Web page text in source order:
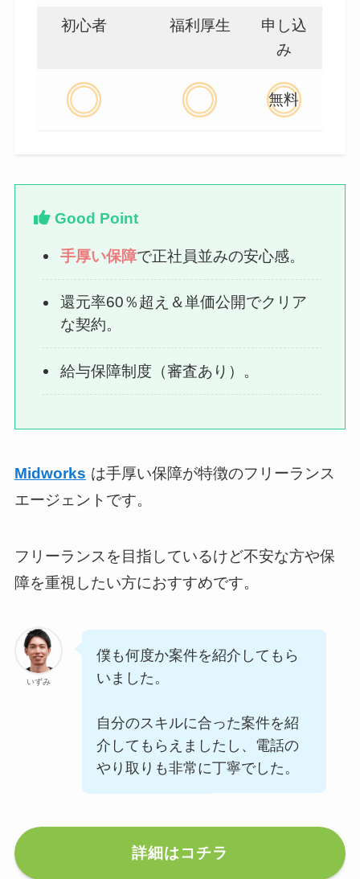
初心者 福利厚生
申し込
み
無料
Good Point
手厚い保障で正社員並みの安心感。
還元率60％超え＆単価公開でクリア
な契約。
給与保障制度（審査あり）。
Midworks は手厚い保障が特徴のフリーランス
エージェントです。
フリーランスを目指しているけど不安な方や保
障を重視したい方におすすめです。
いずみ
僕も何度か案件を紹介してもら
いました。
自分のスキルに合った案件を紹
介してもらえましたし、電話の
やり取りも非常に丁寧でした。
詳細はコチラ